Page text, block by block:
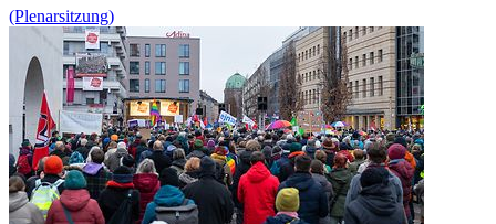
(Plenarsitzung)